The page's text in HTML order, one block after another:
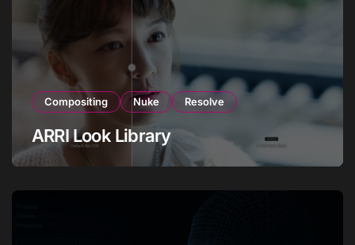
Compositing Nuke Resolve
ARRI Look Library